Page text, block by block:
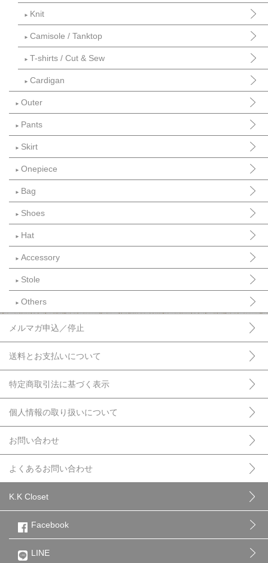
► Knit
► Camisole / Tanktop
► T-shirts / Cut & Sew
► Cardigan
► Outer
► Pants
► Skirt
► Onepiece
► Bag
► Shoes
► Hat
► Accessory
► Stole
► Others
メルマガ申込／停止
送料とお支払いについて
特定商取引法に基づく表示
個人情報の取り扱いについて
お問い合わせ
よくあるお問い合わせ
K.K Closet
Facebook
LINE